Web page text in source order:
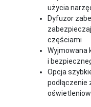
użycia
Dyfuzor
częściami
Wyjmowana
i
Opcja
podłączenie